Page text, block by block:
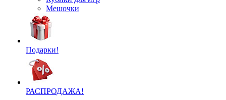
Мешочки
Подарки!
РАСПРОДАЖА!